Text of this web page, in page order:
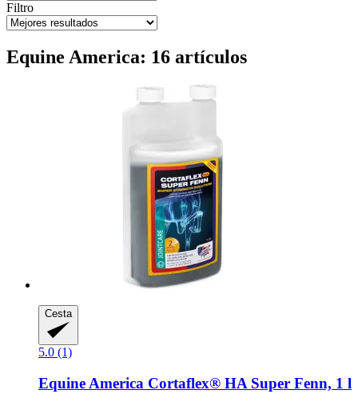
Filtro
Equine America: 16 artículos
Cesta
5.0 (1)
Equine America Cortaflex® HA Super Fenn, 1 l